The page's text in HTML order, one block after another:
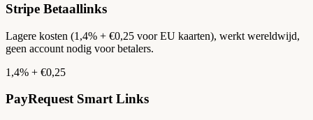
Stripe Betaallinks
Lagere kosten (1,4% + €0,25 voor EU kaarten), werkt wereldwijd,
geen account nodig voor betalers.
1,4% + €0,25
PayRequest Smart Links